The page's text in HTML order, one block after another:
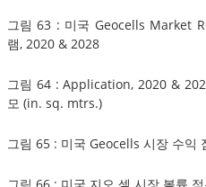
그림 63 : 미국 Geocells Market
램, 2020 & 2028
그림 64 : Application, 2020 &
모 (in. sq. mtrs.)
그림 65 : 미국 Geocells 시장 수익